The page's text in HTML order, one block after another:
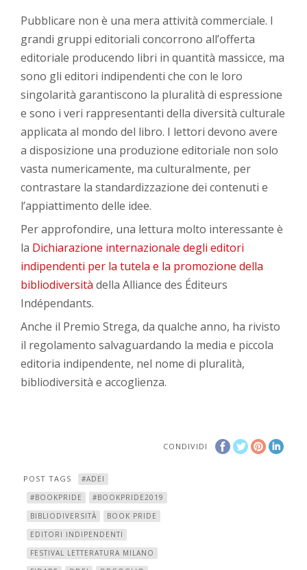
Pubblicare non è una mera attività commerciale. I
grandi gruppi editoriali concorrono all’offerta
editoriale producendo libri in quantità massicce, ma
sono gli editori indipendenti che con le loro
singolarità garantiscono la pluralità di espressione
e sono i veri rappresentanti della diversità culturale
applicata al mondo del libro. I lettori devono avere
a disposizione una produzione editoriale non solo
vasta numericamente, ma culturalmente, per
contrastare la standardizzazione dei contenuti e
l’appiattimento delle idee.
Per approfondire, una lettura molto interessante è
la Dichiarazione internazionale degli editori
indipendenti per la tutela e la promozione della
bibliodiversità della Alliance des Éditeurs
Indépendants.
Anche il Premio Strega, da qualche anno, ha rivisto
il regolamento salvaguardando la media e piccola
editoria indipendente, nel nome di pluralità,
bibliodiversità e accoglienza.
CONDIVIDI
POST TAGS
#ADEI
#BOOKPRIDE
#BOOKPRIDE2019
BIBLIODIVERSITÀ
BOOK PRIDE
EDITORI INDIPENDENTI
FESTIVAL LETTERATURA MILANO